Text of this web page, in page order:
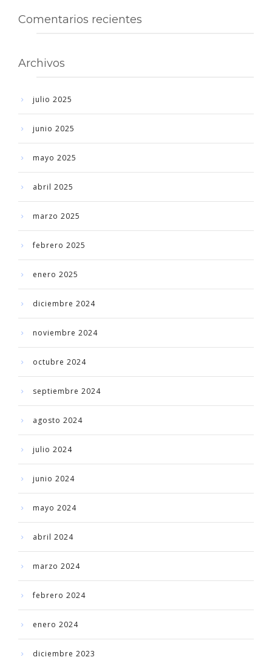
Comentarios recientes
Archivos
julio 2025
junio 2025
mayo 2025
abril 2025
marzo 2025
febrero 2025
enero 2025
diciembre 2024
noviembre 2024
octubre 2024
septiembre 2024
agosto 2024
julio 2024
junio 2024
mayo 2024
abril 2024
marzo 2024
febrero 2024
enero 2024
diciembre 2023